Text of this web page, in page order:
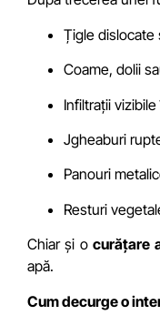
Țigle dislocate
Coame, dolii
Infiltrații
Jgheaburi
Panouri
Resturi
Chiar și ocurățare
apă.
Cum decurge o